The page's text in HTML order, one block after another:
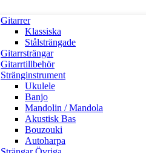
Gitarrer
Klassiska
Stålsträngade
Gitarrsträngar
Gitarrtillbehör
Stränginstrument
Ukulele
Banjo
Mandolin / Mandola
Akustisk Bas
Bouzouki
Autoharpa